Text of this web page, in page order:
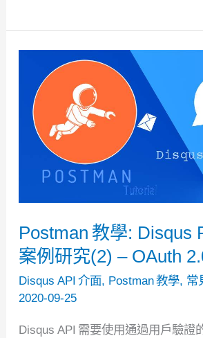
學：
REST
API
–
創
建/
更
新/
Postman 教學: Disqus
案例研究(2) – OAuth
Disqus API 介面, Postman 教學, 常
2020-09-25
Disqus API 需要使用通過用戶驗證